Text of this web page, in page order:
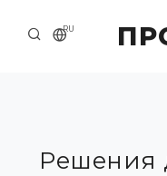
RU
О КОМПАНИИ
Решения